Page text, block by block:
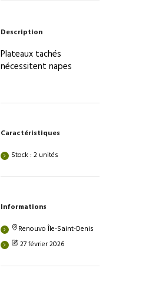
Description
Plateaux tachés
nécessitent napes
Caractéristiques
Stock : 2 unités
Informations
Renouvo Île-Saint-Denis
27 février 2026